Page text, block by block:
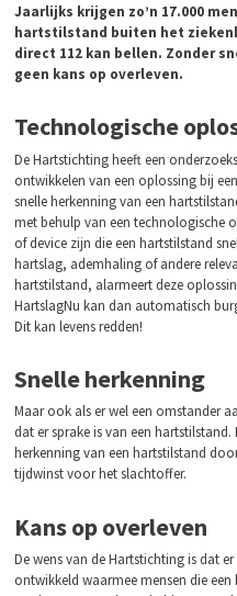
Jaarlijks krijgen zo’n 17.000
hartstilstand buiten het
direct 112 kan bellen. Zonder
geen kans op overleven.
Technologische
De Hartstichting heeft een
ontwikkelen van een oplossing bij
snelle herkenning van een
met behulp van een technologische
of device zijn die een hartstilstand
hartslag, ademhaling of andere
hartstilstand, alarmeert deze
HartslagNu kan dan automatisch
Dit kan levens redden!
Snelle herkenning
Maar ook als er wel een omstander
dat er sprake is van een
herkenning van een hartstilstand
tijdwinst voor het slachtoffer.
Kans op overleven
De wens van de Hartstichting is dat
ontwikkeld waarmee mensen die